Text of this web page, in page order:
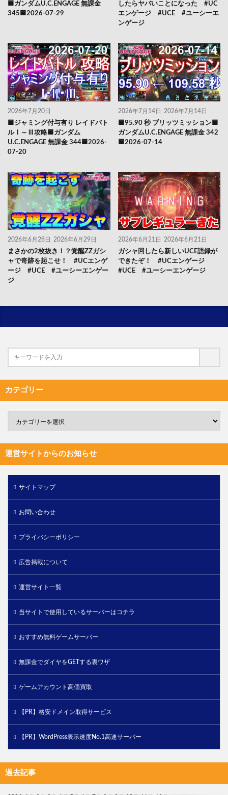
🟦ガンダムU.C.ENGAGE 無課金
345🟦2026-07-29
したらヤバいことになった #UC
エンゲージ #UCE #ユーシーエ
ンゲージ
2026年7月20日
🟦ジャミング付与有り レイドバト
ルⅠ～Ⅲ攻略🟦ガンダム
U.C.ENGAGE 無課金 344🟦2026-
07-20
2026年7月14日 2026年7月14日
🟦95.90 秒 ブリッツミッション🟦
ガンダムU.C.ENGAGE 無課金 342
🟦2026-07-14
2026年6月28日 2026年6月29日
まさかの2枚抜き！？覚醒ZZガシ
ャで奇跡を起こせ！ #UCエンゲ
ージ #UCE #ユーシーエンゲー
ジ
2026年6月21日 2026年6月21日
ガシャ回したら新しいUCE語録が
できたぞ！ #UCエンゲージ
#UCE #ユーシーエンゲージ
カテゴリー
運営サイトからのお知らせ
サイトマップ
お問い合わせ
プライバシーポリシー
広告掲載について
運営サイト一覧
当サイトで使用しているサーバーはコチラ
おすすめ無料ゲームサーバー
無課金でダイヤをGETする裏ワザ
ゲームアカウント高価買取
【PR】格安ドメイン取得サービス
【PR】WordPress表示速度No.1高速サーバー
過去記事